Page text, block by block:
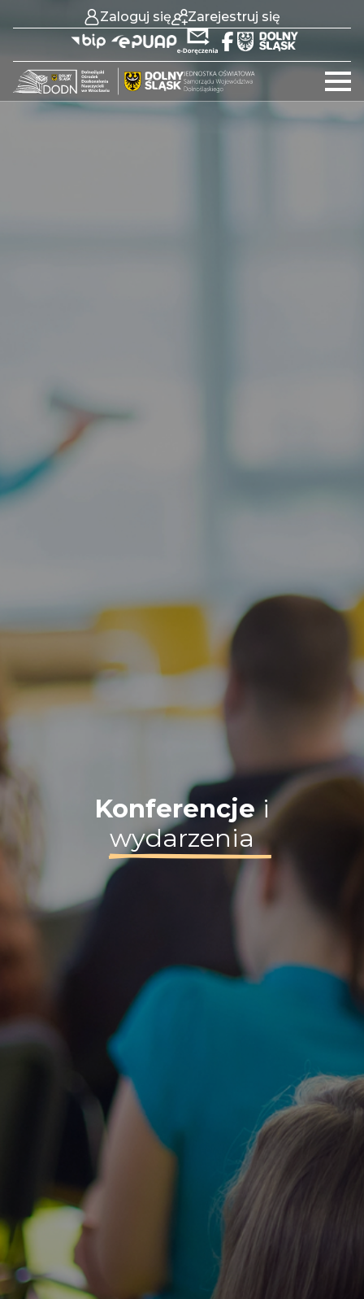
Zaloguj się Zarejestruj się
Konferencje i
wydarzenia